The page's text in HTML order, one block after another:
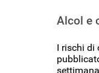
Alcol e
I rischi di